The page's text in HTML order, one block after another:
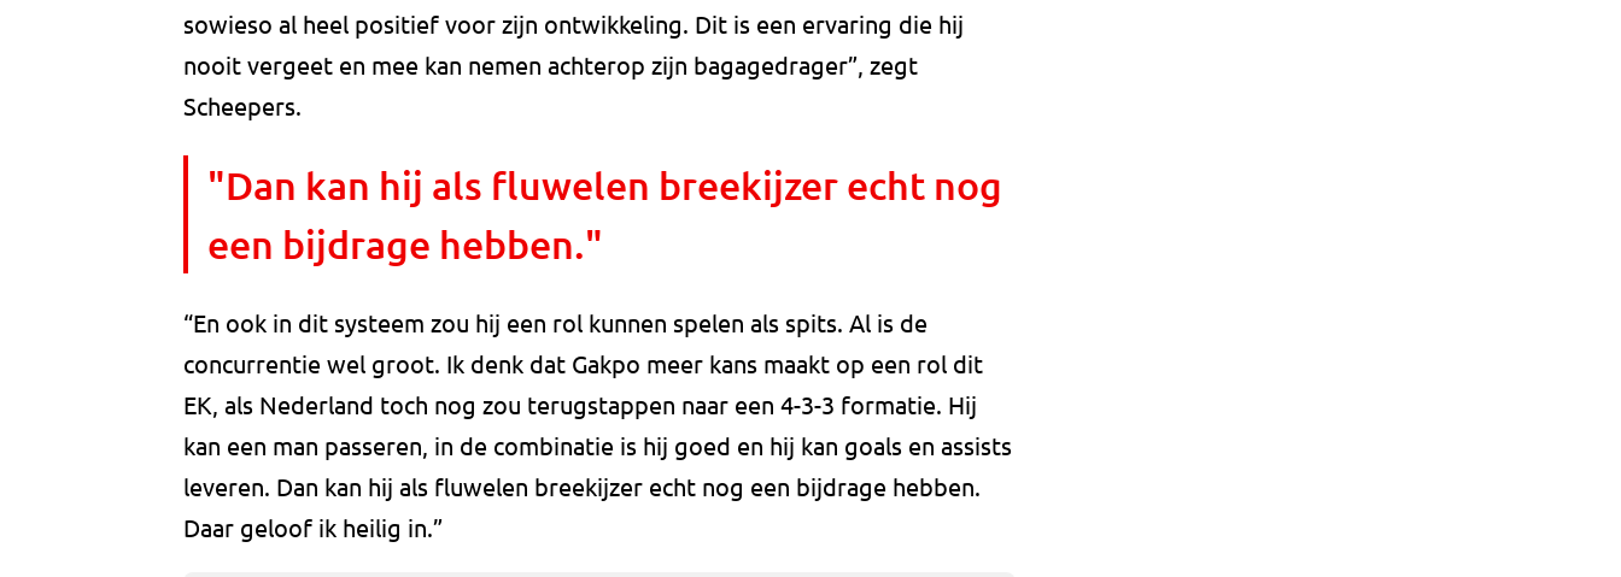
sowieso al heel positief voor zijn ontwikkeling. Dit is een ervaring die hij
nooit vergeet en mee kan nemen achterop zijn bagagedrager”, zegt
Scheepers.
"Dan kan hij als fluwelen breekijzer echt nog
een bijdrage hebben."
“En ook in dit systeem zou hij een rol kunnen spelen als spits. Al is de
concurrentie wel groot. Ik denk dat Gakpo meer kans maakt op een rol dit
EK, als Nederland toch nog zou terugstappen naar een 4-3-3 formatie. Hij
kan een man passeren, in de combinatie is hij goed en hij kan goals en assists
leveren. Dan kan hij als fluwelen breekijzer echt nog een bijdrage hebben.
Daar geloof ik heilig in.”